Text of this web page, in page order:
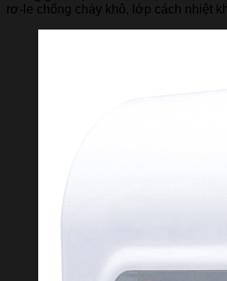
rơ-le chống cháy khô, lớp cách nhiệt